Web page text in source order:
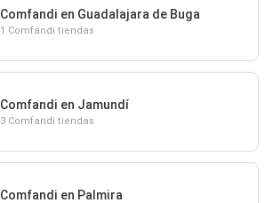
Comfandi en Guadalajara de Buga
1 Comfandi tiendas
Comfandi en Jamundí
3 Comfandi tiendas
Comfandi en Palmira